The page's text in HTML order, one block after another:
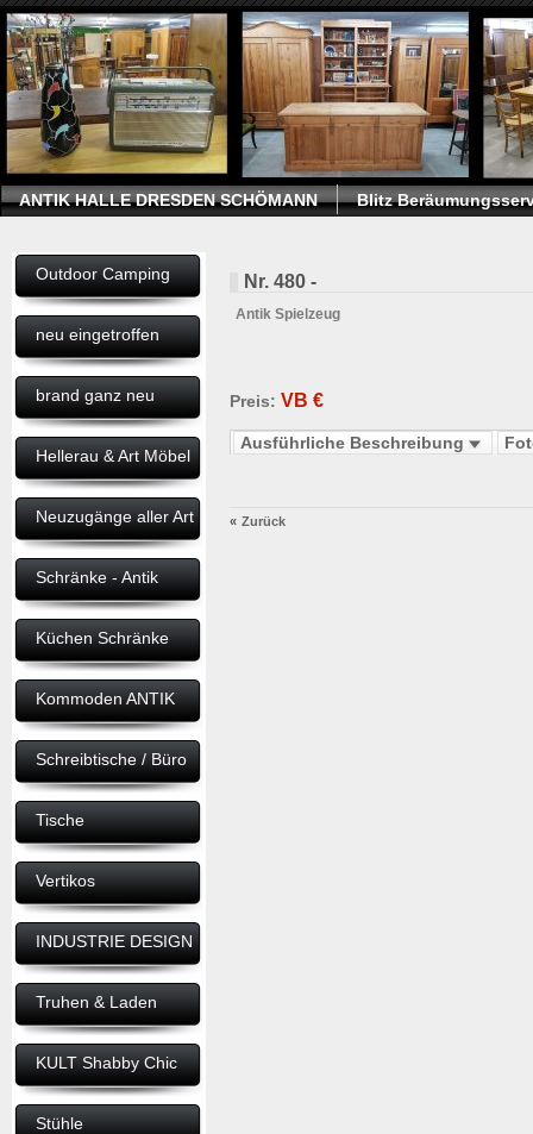
ANTIK HALLE DRESDEN SCHÖMANN Blitz
Outdoor Camping
neu eingetroffen
brand ganz neu
Hellerau & Art Möbel
Neuzugänge aller Art
Schränke - Antik
Küchen Schränke
Kommoden ANTIK
Schreibtische / Büro
Tische
Vertikos
INDUSTRIE DESIGN
Truhen & Laden
KULT Shabby Chic
Stühle
Nr. 480 -
Antik Spielzeug
Preis: VB €
Ausführliche Beschreibung
« Zurück